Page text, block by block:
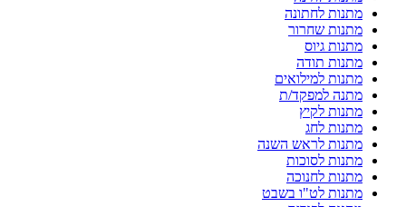
מתנות לחתונה
מתנות שחרור
מתנות גיוס
מתנות תודה
מתנות למילואים
מתנה למפקד/ת
מתנות לקיץ
מתנות לחג
מתנות לראש השנה
מתנות לסוכות
מתנות לחנוכה
מתנות לט"ו בשבט